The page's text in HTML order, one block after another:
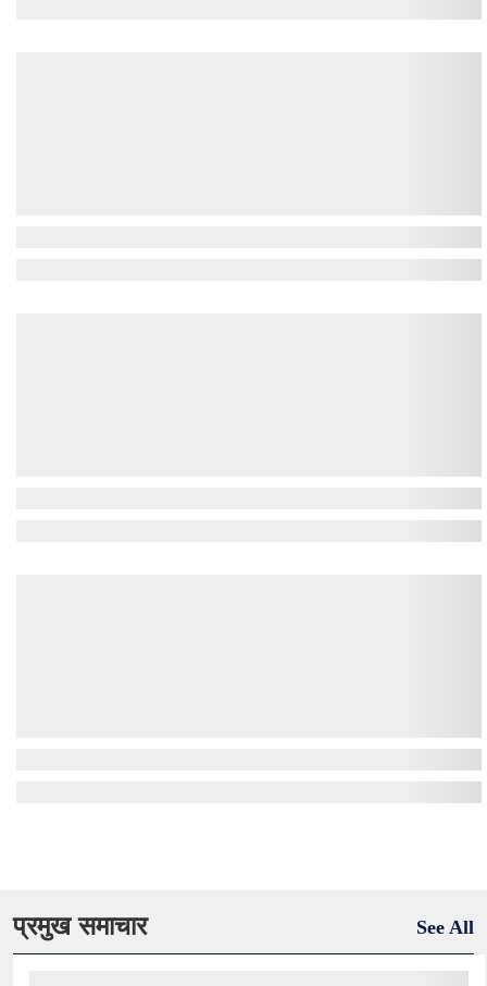
प्रमुख समाचार See All